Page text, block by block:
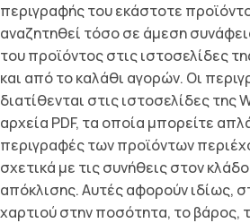
περιγραφής του εκάστοτε
αναζητηθεί τόσο σε άμεση
του προϊόντος στις ιστοσελίδες
και από το καλάθι αγορών. Οι
διατίθενται στις ιστοσελίδες της
αρχεία PDF, τα οποία μπορείτε
περιγραφές των προϊόντων
σχετικά με τις συνήθεις στον
απόκλισης. Αυτές αφορούν ιδίως,
χαρτιού στην ποσότητα, το βάρος,